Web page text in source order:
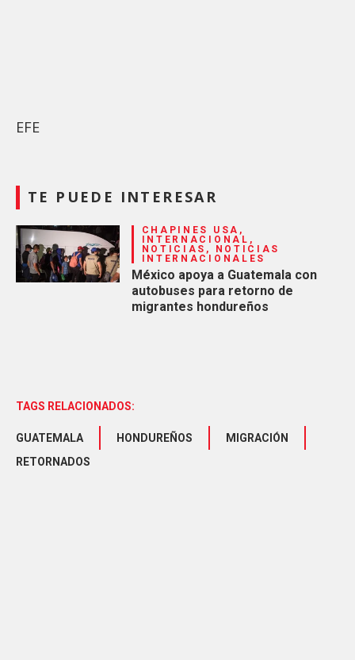
EFE
TE PUEDE INTERESAR
CHAPINES USA,
INTERNACIONAL,
NOTICIAS, NOTICIAS
INTERNACIONALES
México apoya a Guatemala con
autobuses para retorno de
migrantes hondureños
TAGS RELACIONADOS:
GUATEMALA HONDUREÑOS
MIGRACIÓN
RETORNADOS